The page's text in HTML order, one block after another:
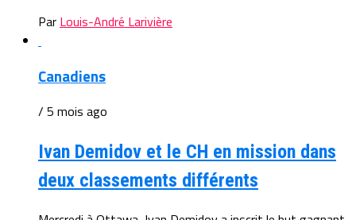
Par Louis-André Larivière
Canadiens
/ 5 mois ago
Ivan Demidov et le CH en mission dans
deux classements différents